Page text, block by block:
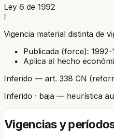
Ley 6 de 1992
!
Vigencia material distinta de
Publicada (force): 1992-
Aplica al hecho
Inferido — art. 338 CN
Inferido · baja — heurística
Vigencias y